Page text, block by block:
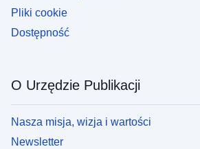
Pliki cookie
Dostępność
O Urzędzie Publikacji
Nasza misja, wizja i wartości
Newsletter